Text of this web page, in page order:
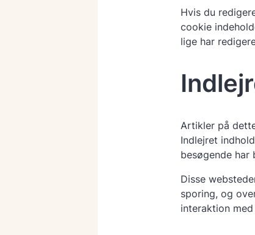
Hvis du
cookie
lige har
Artikler på
Indlejret
besøgende har
Disse
sporing, og
interaktion